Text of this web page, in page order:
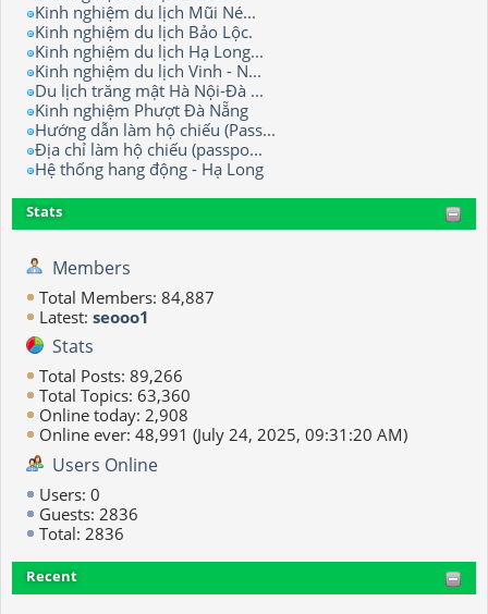
Kinh nghiệm du lịch Mũi Né...
Kinh nghiệm du lịch Bảo Lộc.
Kinh nghiệm du lịch Hạ Long...
Kinh nghiệm du lịch Vinh - N...
Du lịch trăng mật Hà Nội-Đà ...
Kinh nghiệm Phượt Đà Nẵng
Hướng dẫn làm hộ chiếu (Pass...
Địa chỉ làm hộ chiếu (passpo...
Hệ thống hang động - Hạ Long
Stats
Members
Total Members: 84,887
Latest: seooo1
Stats
Total Posts: 89,266
Total Topics: 63,360
Online today: 2,908
Online ever: 48,991 (July 24, 2025, 09:31:20 AM)
Users Online
Users: 0
Guests: 2836
Total: 2836
Recent